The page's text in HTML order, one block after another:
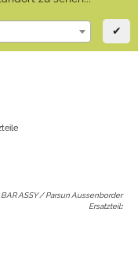
✔
BAR ASSY / Parsun Aussenborder
Ersatzteil: